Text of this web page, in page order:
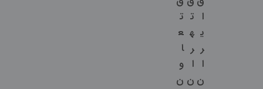
ا
ی
ر
ا
ن
ت
ه
ر
ا
ن
ت
ع
ا
و
ن